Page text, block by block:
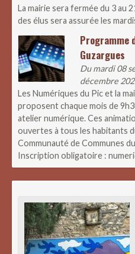
La mairie sera fermée du 3 au
des élus sera assurée les
Programme
Guzargues
Du mardi 08
décembre
Les Numériques du Pic et la
proposent chaque mois de
atelier numérique. Ces
ouvertes à tous les habitants
Communauté de Communes
Inscription obligatoire :